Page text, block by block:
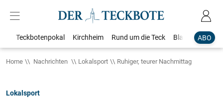
ABO
Teckbotenpokal Kirchheim Rund um die Teck Blaulicht
Home Nachrichten Lokalsport Ruhiger, teurer Nachmittag
Lokalsport